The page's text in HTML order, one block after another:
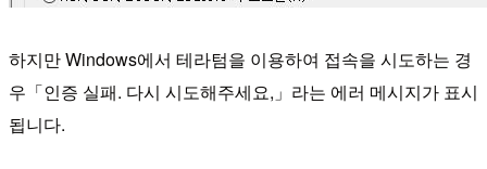
하지만 Windows에서 테라텀을 이용하여 접속을 시도하는 경
우「인증 실패. 다시 시도해주세요,」라는 에러 메시지가 표시
됩니다.